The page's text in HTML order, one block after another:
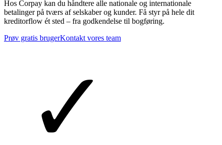
Hos Corpay kan du håndtere alle nationale og internationale
betalinger på tværs af selskaber og kunder. Få styr på hele dit
kreditorflow ét sted – fra godkendelse til bogføring.
Prøv gratis brugerKontakt vores team